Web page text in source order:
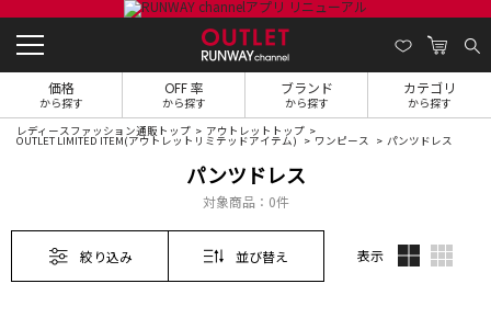
価格
から探す
OFF 率
から探す
ブランド
から探す
カテゴリ
から探す
レディースファッション通販トップ アウトレットトップ
OUTLET LIMITED ITEM(アウトレットリミテッドアイテム) ワンピース パンツドレス
パンツドレス
対象商品： 0件
絞り込み 並び替え 表示